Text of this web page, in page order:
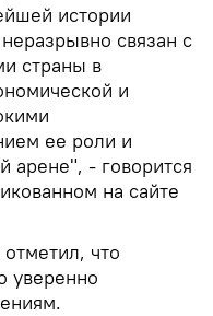
истории
связан с
страны в
и
ее роли и
арене", - говорится
на сайте
что
уверенно